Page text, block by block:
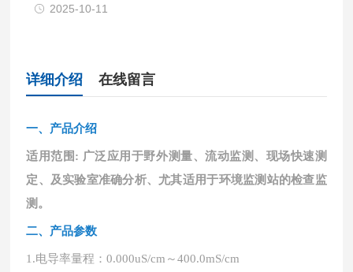
2025-10-11
详细介绍 在线留言
一、 产品介绍
适用范围 : 广泛应用于野外测量、流动监测、现场快速测
定、及实验室准确分析、尤其适用于环境监测站的检查监
测。
二、产品参数
1.电导率量程：0.000uS/cm～400.0mS/cm